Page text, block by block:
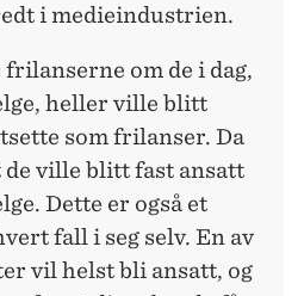
i medieindustrien.
om de i dag,
heller ville blitt
som frilanser. Da
de ville blitt fast ansatt
Dette er også et
fall i seg selv. En av
vil helst bli ansatt, og